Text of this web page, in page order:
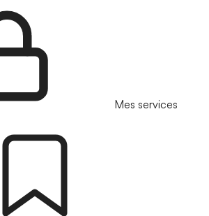
Mes services